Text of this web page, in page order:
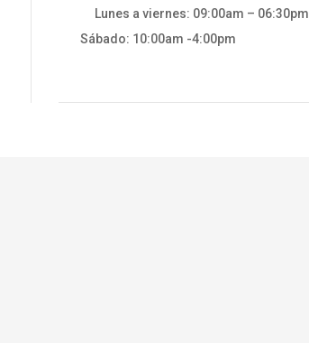
Lunes a viernes: 09:00am – 06:30pm
Sábado: 10:00am -4:00pm